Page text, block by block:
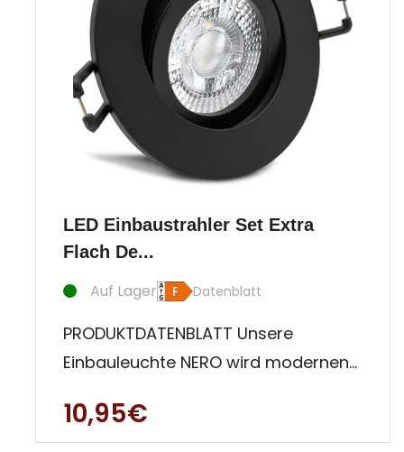
LED Einbaustrahler Set Extra
Flach De...
Auf Lager Datenblatt
PRODUKTDATENBLATT Unsere
Einbauleuchte NERO wird modernen
gerecht! S
10,95€